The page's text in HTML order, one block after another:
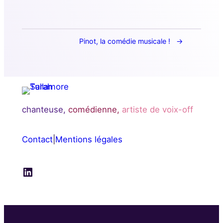
Pinot, la comédie musicale !
chanteuse, comédienne, artiste de voix-off
Contact| Mentions légales
LinkedIn